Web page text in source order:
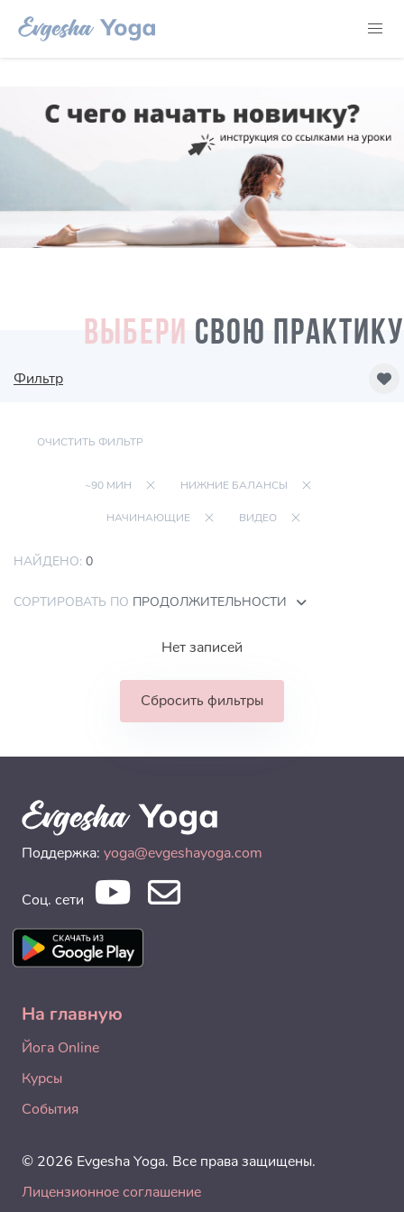
ВЫБЕРИ СВОЮ ПРАКТИКУ
Фильтр
ОЧИСТИТЬ ФИЛЬТР
~90 МИН НИЖНИЕ БАЛАНСЫ
НАЧИНАЮЩИЕ ВИДЕО
НАЙДЕНО: 0
СОРТИРОВАТЬ ПО ПРОДОЛЖИТЕЛЬНОСТИ
Нет записей
Сбросить фильтры
Поддержка: yoga@evgeshayoga.com
Соц. сети
На главную
Йога Online
Курсы
События
© 2026 Evgesha Yoga. Все права защищены.
Лицензионное соглашение